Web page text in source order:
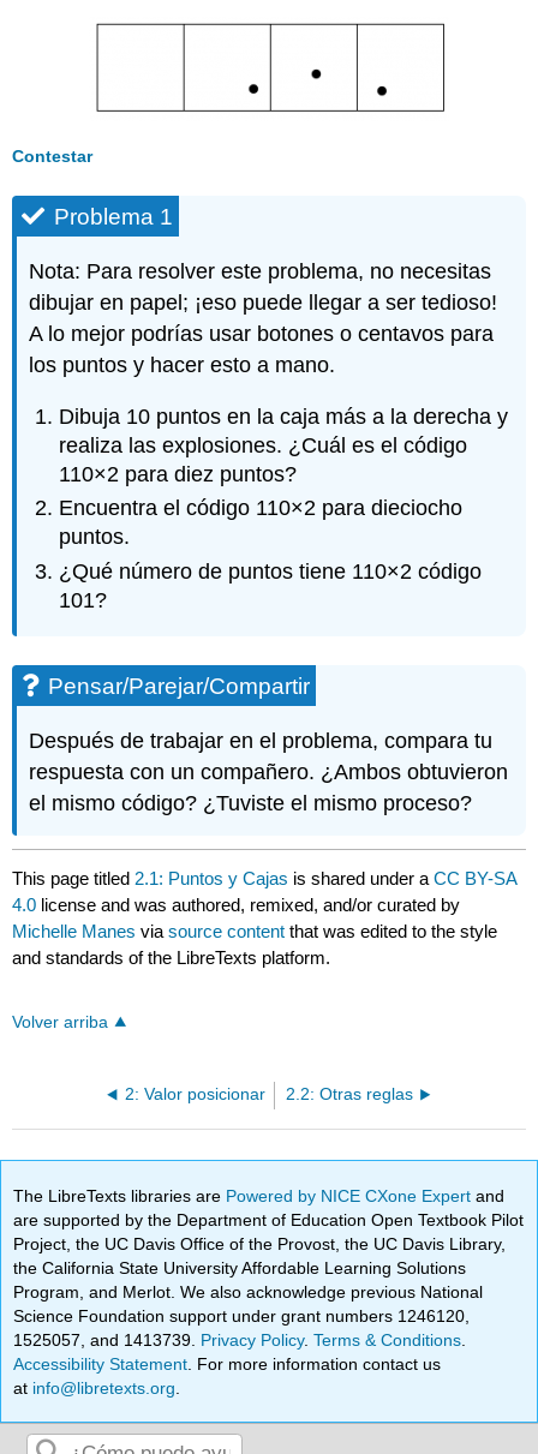
Contestar
Problema 1
Nota: Para resolver este problema, no necesitas
dibujar en papel; ¡eso puede llegar a ser tedioso!
A lo mejor podrías usar botones o centavos para
los puntos y hacer esto a mano.
Dibuja 10 puntos en la caja más a la derecha y
realiza las explosiones. ¿Cuál es el código
110×2 para diez puntos?
Encuentra el código 110×2 para dieciocho
puntos.
¿Qué número de puntos tiene 110×2 código
101?
Pensar/Parejar/Compartir
Después de trabajar en el problema, compara tu
respuesta con un compañero. ¿Ambos obtuvieron
el mismo código? ¿Tuviste el mismo proceso?
This page titled 2.1: Puntos y Cajas is shared under aCC BY-SA
4.0 license and was authored, remixed, and/or curated by
Michelle Manes viasource content that was edited to the style
and standards of the LibreTexts platform.
Volver arriba
2: Valor posicionar 2.2: Otras reglas
The LibreTexts libraries are Powered by NICE CXone Expertand
are supported by the Department of Education Open Textbook Pilot
Project, the UC Davis Office of the Provost, the UC Davis Library,
the California State University Affordable Learning Solutions
Program, and Merlot. We also acknowledge previous National
Science Foundation support under grant numbers 1246120,
1525057, and 1413739. Privacy Policy.Terms & Conditions
Accessibility Statement . For more information contact us
at info@libretexts.org